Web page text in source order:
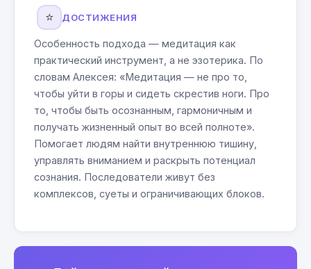
⭐ ДОСТИЖЕНИЯ
Особенность подхода — медитация как
практический инструмент, а не эзотерика. По
словам Алексея: «Медитация — не про то,
чтобы уйти в горы и сидеть скрестив ноги. Про
то, чтобы быть осознанным, гармоничным и
получать жизненный опыт во всей полноте».
Помогает людям найти внутреннюю тишину,
управлять вниманием и раскрыть потенциал
сознания. Последователи живут без
комплексов, суеты и ограничивающих блоков.